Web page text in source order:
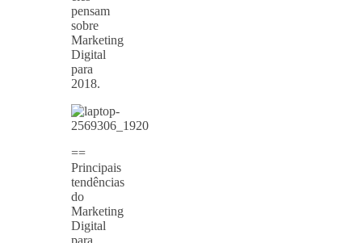
pensam
sobre
Marketing
Digital
para
2018.
==
Principais
tendências
do
Marketing
Digital
para